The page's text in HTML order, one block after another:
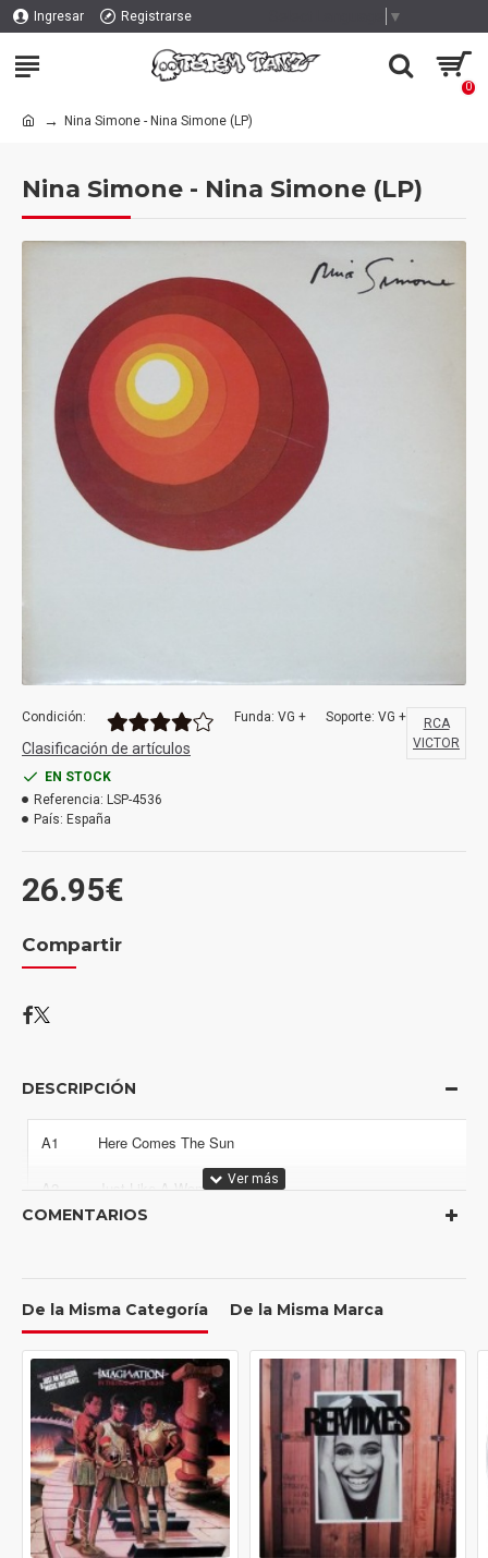
Ingresar Registrarse ▼
0
Nina Simone - Nina Simone (LP)
Nina Simone - Nina Simone (LP)
26.95€
Condición: Funda: VG + Soporte: VG +
Clasificación de artículos
EN STOCK
Referencia: LSP-4536
País: España
RCA
VICTOR
Compartir
DESCRIPCIÓN
A1 Here Comes The Sun
A2 Just Like A Woman
B1 New World Coming
B2 Angel Of The Morning
B3 How Long Must I Wander
B4 My Way
COMENTARIOS
De la Misma Categoría De la Misma Marca